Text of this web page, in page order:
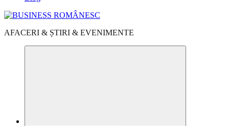
AFACERI & ȘTIRI & EVENIMENTE